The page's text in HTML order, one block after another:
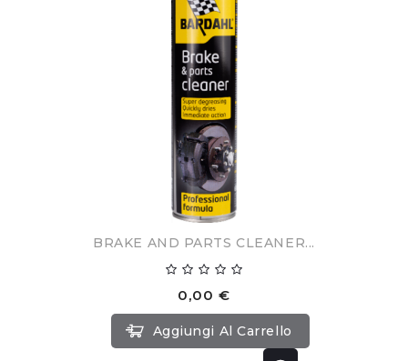
BRAKE AND PARTS CLEANER...
0,00 €
Aggiungi Al Carrello